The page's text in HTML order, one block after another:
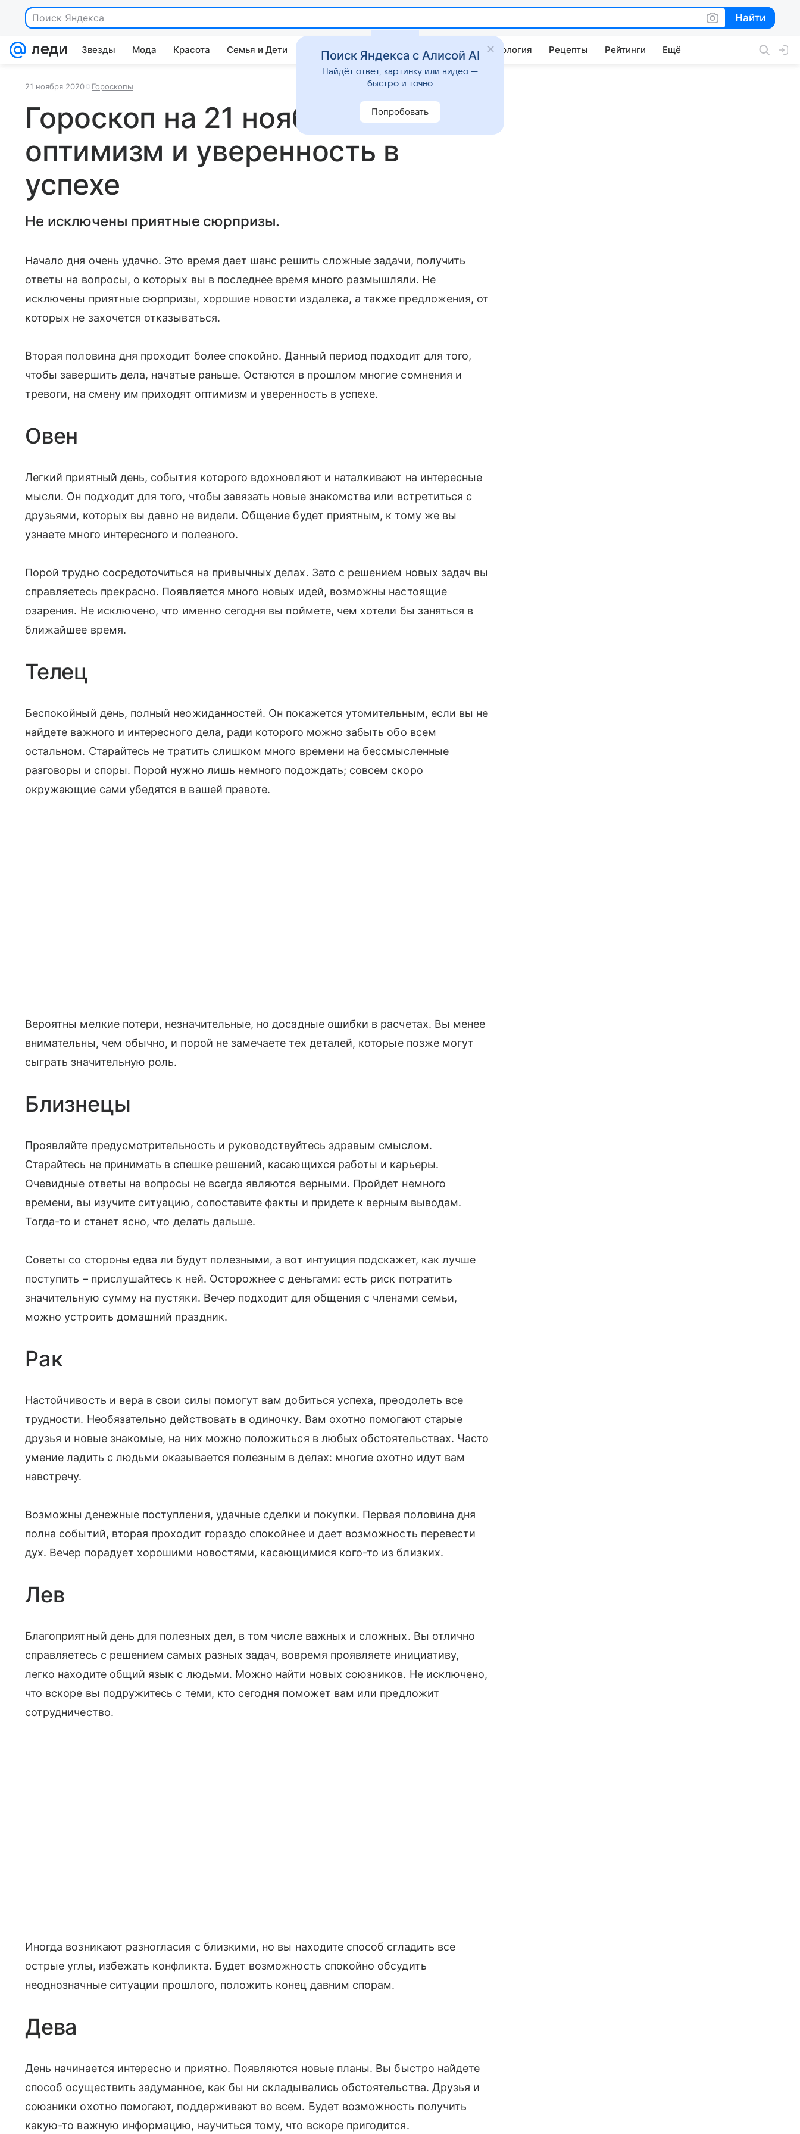
Поиск Яндекса Найти
Найти
Звезды Мода Красота Семья и Дети Дом Гороскопы Стиль жизни Психология Рецепты Рейтинги Ещё
21 ноября 2020 Гороскопы
Гороскоп на 21 ноября:
оптимизм и уверенность в
успехе
Не исключены приятные сюрпризы.
Начало дня очень удачно. Это время дает шанс решить сложные задачи, получить
ответы на вопросы, о которых вы в последнее время много размышляли. Не
исключены приятные сюрпризы, хорошие новости издалека, а также предложения, от
которых не захочется отказываться.
Вторая половина дня проходит более спокойно. Данный период подходит для того,
чтобы завершить дела, начатые раньше. Остаются в прошлом многие сомнения и
тревоги, на смену им приходят оптимизм и уверенность в успехе.
Овен
Легкий приятный день, события которого вдохновляют и наталкивают на интересные
мысли. Он подходит для того, чтобы завязать новые знакомства или встретиться с
друзьями, которых вы давно не видели. Общение будет приятным, к тому же вы
узнаете много интересного и полезного.
Порой трудно сосредоточиться на привычных делах. Зато с решением новых задач вы
справляетесь прекрасно. Появляется много новых идей, возможны настоящие
озарения. Не исключено, что именно сегодня вы поймете, чем хотели бы заняться в
ближайшее время.
Телец
Беспокойный день, полный неожиданностей. Он покажется утомительным, если вы не
найдете важного и интересного дела, ради которого можно забыть обо всем
остальном. Старайтесь не тратить слишком много времени на бессмысленные
разговоры и споры. Порой нужно лишь немного подождать; совсем скоро
окружающие сами убедятся в вашей правоте.
Вероятны мелкие потери, незначительные, но досадные ошибки в расчетах. Вы менее
внимательны, чем обычно, и порой не замечаете тех деталей, которые позже могут
сыграть значительную роль.
Близнецы
Проявляйте предусмотрительность и руководствуйтесь здравым смыслом.
Старайтесь не принимать в спешке решений, касающихся работы и карьеры.
Очевидные ответы на вопросы не всегда являются верными. Пройдет немного
времени, вы изучите ситуацию, сопоставите факты и придете к верным выводам.
Тогда-то и станет ясно, что делать дальше.
Советы со стороны едва ли будут полезными, а вот интуиция подскажет, как лучше
поступить – прислушайтесь к ней. Осторожнее с деньгами: есть риск потратить
значительную сумму на пустяки. Вечер подходит для общения с членами семьи,
можно устроить домашний праздник.
Рак
Настойчивость и вера в свои силы помогут вам добиться успеха, преодолеть все
трудности. Необязательно действовать в одиночку. Вам охотно помогают старые
друзья и новые знакомые, на них можно положиться в любых обстоятельствах. Часто
умение ладить с людьми оказывается полезным в делах: многие охотно идут вам
навстречу.
Возможны денежные поступления, удачные сделки и покупки. Первая половина дня
полна событий, вторая проходит гораздо спокойнее и дает возможность перевести
дух. Вечер порадует хорошими новостями, касающимися кого-то из близких.
Лев
Благоприятный день для полезных дел, в том числе важных и сложных. Вы отлично
справляетесь с решением самых разных задач, вовремя проявляете инициативу,
легко находите общий язык с людьми. Можно найти новых союзников. Не исключено,
что вскоре вы подружитесь с теми, кто сегодня поможет вам или предложит
сотрудничество.
Иногда возникают разногласия с близкими, но вы находите способ сгладить все
острые углы, избежать конфликта. Будет возможность спокойно обсудить
неоднозначные ситуации прошлого, положить конец давним спорам.
Дева
День начинается интересно и приятно. Появляются новые планы. Вы быстро найдете
способ осуществить задуманное, как бы ни складывались обстоятельства. Друзья и
союзники охотно помогают, поддерживают во всем. Будет возможность получить
какую-то важную информацию, научиться тому, что вскоре пригодится.
Поиск Яндекса с Алисой AI
Найдёт ответ, картинку или видео —
быстро и точно
Попробовать